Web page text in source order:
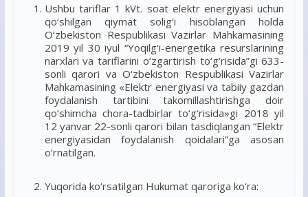
Ushbu tariflar 1 kVt. soat elektr energiyasi uchun
qo‘shilgan qiymat solig‘i hisoblangan holda
O‘zbekiston Respublikasi Vazirlar Mahkamasining
2019 yil 30 iyul “Yoqilg‘i-energetika resurslarining
narxlari va tariflarini o‘zgartirish to‘g‘risida”gi 633-
sonli qarori va O‘zbekiston Respublikasi Vazirlar
Mahkamasining «Elektr energiyasi va tabiiy gazdan
foydalanish tartibini takomillashtirishga doir
qo‘shimcha chora-tadbirlar to‘g‘risida»gi 2018 yil
12 yanvar 22-sonli qarori bilan tasdiqlangan “Elektr
energiyasidan foydalanish qoidalari”ga asosan
o‘rnatilgan.
Yuqorida ko‘rsatilgan Hukumat qaroriga ko‘ra: